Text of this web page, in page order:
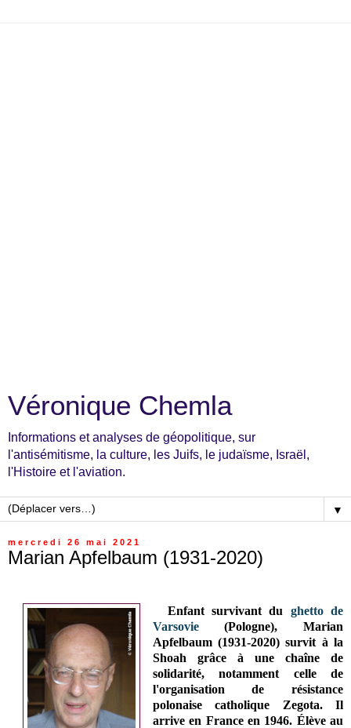
Véronique Chemla
Informations et analyses de géopolitique, sur
l'antisémitisme, la culture, les Juifs, le judaïsme, Israël,
l'Histoire et l'aviation.
▼
mercredi 26 mai 2021
Marian Apfelbaum (1931-2020)
Enfant survivant du ghetto de
Varsovie(Pologne), Marian
Apfelbaum (1931-2020) survit à la
Shoah grâce à une chaîne de
solidarité, notamment celle de
l'organisation de résistance
polonaise catholique Zegota. Il
arrive en France en 1946. Élève au